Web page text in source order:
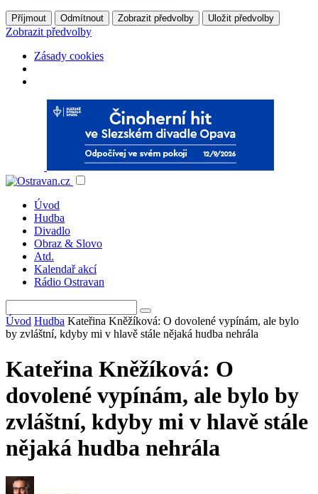
Příjmout Odmítnout Zobrazit předvolby Uložit předvolby
Zobrazit předvolby
Zásady cookies
Úvod
Hudba
Divadlo
Obraz & Slovo
Atd.
Kalendař akcí
Rádio Ostravan
Úvod Hudba Kateřina Kněžíková: O dovolené vypínám, ale bylo
by zvláštní, kdyby mi v hlavě stále nějaká hudba nehrála
Kateřina Kněžíková: O
dovolené vypínám, ale bylo by
zvláštní, kdyby mi v hlavě stále
nějaká hudba nehrála